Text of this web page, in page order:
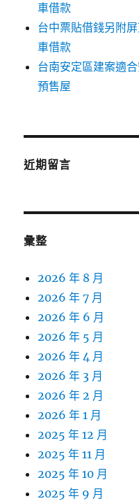
車借款
台中票貼借錢另附
車借款
台南安定區建案適
預售屋
近期留言
彙整
2026 年 8 月
2026 年 7 月
2026 年 6 月
2026 年 5 月
2026 年 4 月
2026 年 3 月
2026 年 2 月
2026 年 1 月
2025 年 12 月
2025 年 11 月
2025 年 10 月
2025 年 9 月